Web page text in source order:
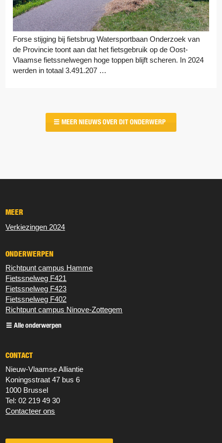
Forse stijging bij fietsbrug Watersportbaan Onderzoek van
de Provincie toont aan dat het fietsgebruik op de Oost-
Vlaamse fietssnelwegen hoge toppen blijft scheren. In 2024
werden in totaal 3.491.207 …
MEER NIEUWS OVER DIT ONDERWERP
MEER
Verkiezingen 2024
ONDERWERPEN
Richtpunt campus Hamme
Fietssnelweg F421
Fietssnelweg F423
Fietssnelweg F402
Richtpunt campus Ninove-Zottegem
Alle onderwerpen
CONTACT
Nieuw‐Vlaamse Alliantie
Koningsstraat 47 bus 6
1000 Brussel
Tel: 02 219 49 30
Contacteer ons